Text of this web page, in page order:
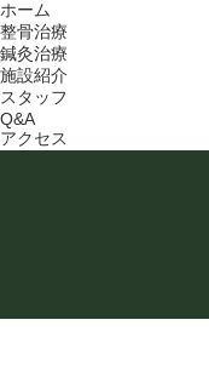
ホーム
整骨治療
鍼灸治療
施設紹介
スタッフ
Q&A
アクセス